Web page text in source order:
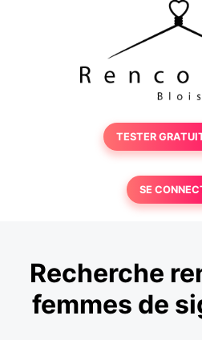
TESTER
SE
Recherche
femmes de